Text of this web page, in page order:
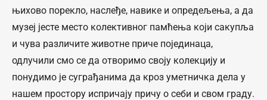
њихово порекло, наслеђе, навике и опредељења, а да
музеј јесте место колективног памћења који сакупља
и чува различите животне приче појединаца,
одлучили смо се да отворимо своју колекцију и
понудимо је суграђанима да кроз уметничка дела у
нашем простору испричају причу о себи и свом граду.